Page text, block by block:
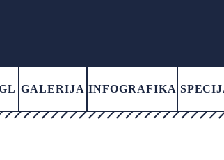
GALERIJA INFOGRAFIKA